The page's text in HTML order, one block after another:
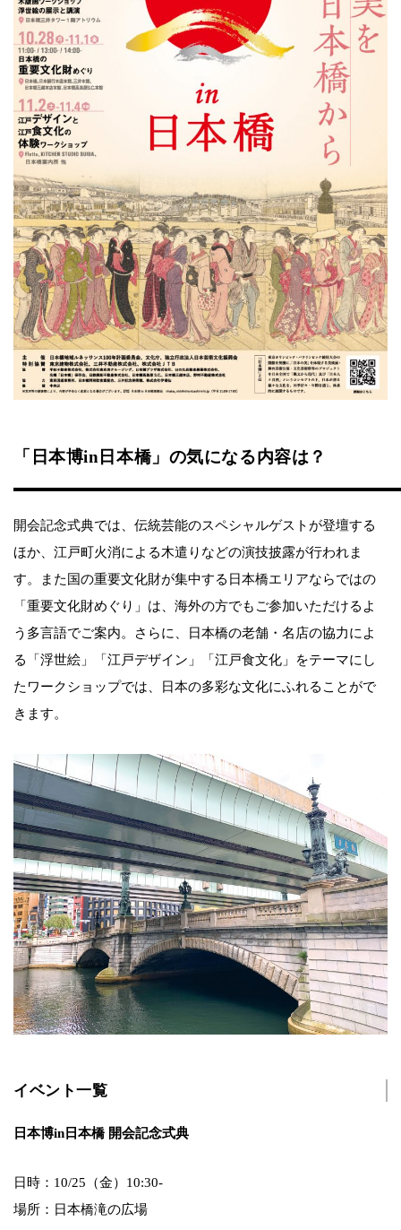
「日本博in日本橋」の気になる内容は？
開会記念式典では、伝統芸能のスペシャルゲストが登壇する
ほか、江戸町火消による木遣りなどの演技披露が行われま
す。また国の重要文化財が集中する日本橋エリアならではの
「重要文化財めぐり」は、海外の方でもご参加いただけるよ
う多言語でご案内。さらに、日本橋の老舗・名店の協力によ
る「浮世絵」「江戸デザイン」「江戸食文化」をテーマにし
たワークショップでは、日本の多彩な文化にふれることがで
きます。
イベント一覧
日本博in日本橋 開会記念式典
日時：10/25（金）10:30-
場所：日本橋滝の広場